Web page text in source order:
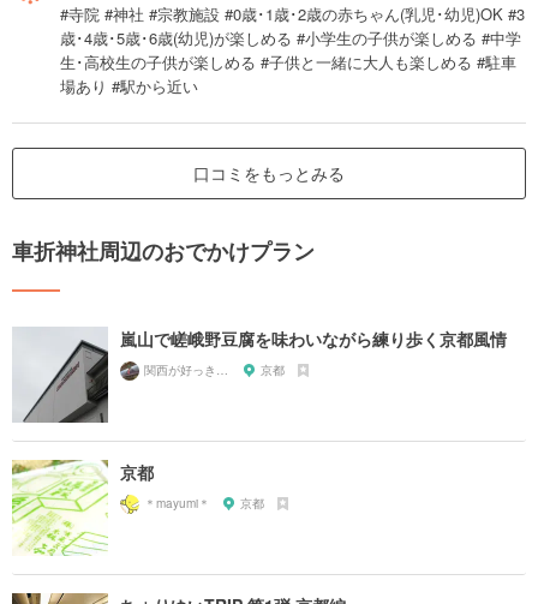
#寺院 #神社 #宗教施設 #0歳･1歳･2歳の赤ちゃん(乳児･幼児)OK #3
歳･4歳･5歳･6歳(幼児)が楽しめる #小学生の子供が楽しめる #中学
生･高校生の子供が楽しめる #子供と一緒に大人も楽しめる #駐車
場あり #駅から近い
口コミをもっとみる
車折神社周辺のおでかけプラン
嵐山で嵯峨野豆腐を味わいながら練り歩く京都風情
京都
京都
＊mayumi＊ 京都